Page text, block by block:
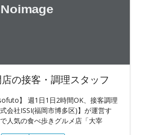
の接客・調理スタッフ
】 週1日1日2時間OK、接客調理
会社ISSI(福岡市博多区)】が運営す
人気の食べ歩きグルメ店「大宰